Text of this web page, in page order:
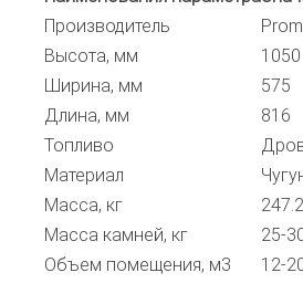
Производитель
Высота, мм
1050
Ширина, мм
575
Длина, мм
816
Топливо
Материал
Масса, кг
247.2
Масса камней, кг
25-
Объем помещения, м3
12-